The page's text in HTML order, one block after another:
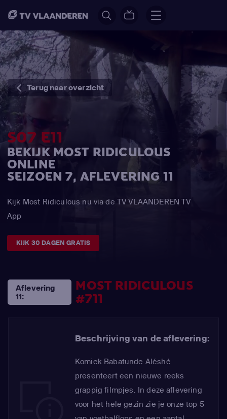
Terug naar overzicht
S07 E11
BEKIJK MOST RIDICULOUS
ONLINE
SEIZOEN 7, AFLEVERING 11
Kijk Most Ridiculous nu via de TV VLAANDEREN TV
App
KIJK 30 DAGEN GRATIS
Aflevering
11:
MOST RIDICULOUS
#711
Beschrijving van de aflevering:
Komiek Babatunde Aléshé
presenteert een nieuwe reeks
grappig filmpjes. In deze aflevering
voor het hele gezin zie je onze top 5